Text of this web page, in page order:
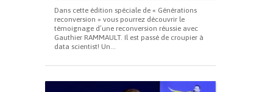
Dans cette édition spéciale de « Générations
reconversion » vous pourrez découvrir le
témoignage d’une reconversion réussie avec
Gauthier RAMMAULT. Il est passé de croupier à
data scientist! Un...